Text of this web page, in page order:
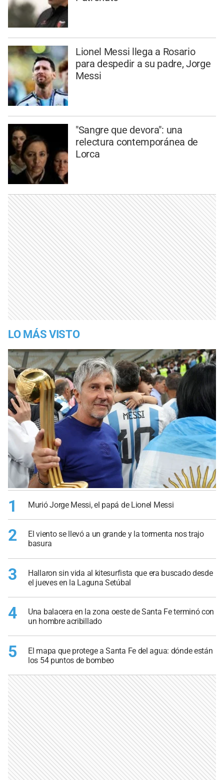
Lionel Messi llega a Rosario
para despedir a su padre, Jorge
Messi
"Sangre que devora": una
relectura contemporánea de
Lorca
LO MÁS VISTO
1 Murió Jorge Messi, el papá de Lionel Messi
2
El viento se llevó a un grande y la tormenta nos trajo
basura
3
Hallaron sin vida al kitesurfista que era buscado desde
el jueves en la Laguna Setúbal
4
Una balacera en la zona oeste de Santa Fe terminó con
un hombre acribillado
5
El mapa que protege a Santa Fe del agua: dónde están
los 54 puntos de bombeo